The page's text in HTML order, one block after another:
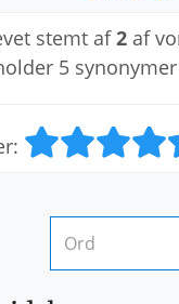
stemt af2 af
5